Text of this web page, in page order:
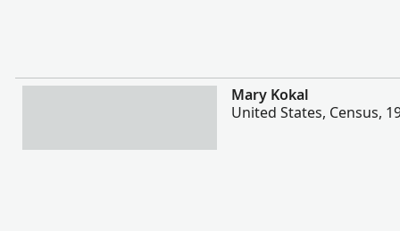
Lebih
Mary Kokal
United States, Census,